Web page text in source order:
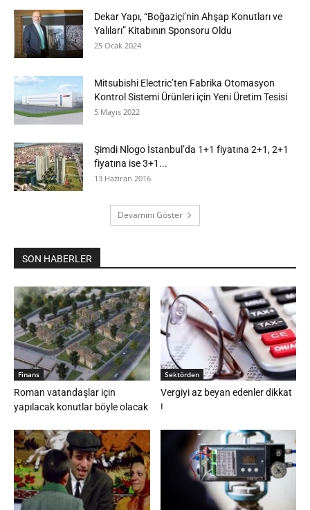
Dekar Yapı, “Boğaziçi’nin Ahşap Konutları ve
Yalıları” Kitabının Sponsoru Oldu
25 Ocak 2024
Mitsubishi Electric’ten Fabrika Otomasyon
Kontrol Sistemi Ürünleri için Yeni Üretim Tesisi
5 Mayıs 2022
Şimdi Nlogo İstanbul’da 1+1 fiyatına 2+1, 2+1
fiyatına ise 3+1...
13 Haziran 2016
Devamını Göster
SON HABERLER
Finans
Roman vatandaşlar için
yapılacak konutlar böyle olacak
Sektörden
Vergiyi az beyan edenler dikkat
!